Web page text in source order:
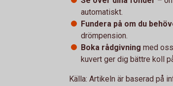
automatiskt.
Fundera på om du
drömpension.
Boka rådgivning med
kuvert ger dig bättre koll
Källa: Artikeln är baserad på